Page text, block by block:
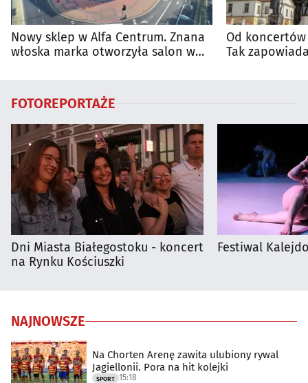
Nowy sklep w Alfa Centrum. Znana
włoska marka otworzyła salon w
Od
Tak
FOTOREPORTAŻE
Dni Miasta Białegostoku - koncert
na Rynku Kościuszki
Festiwal
NAJNOWSZE
Na Chorten Arenę zawita ulubiony rywal
Jagiellonii. Pora na hit kolejki
SPORT 15:18